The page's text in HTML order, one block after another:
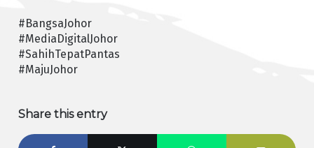
#BangsaJohor
#MediaDigitalJohor
#SahihTepatPantas
#MajuJohor
Share this entry